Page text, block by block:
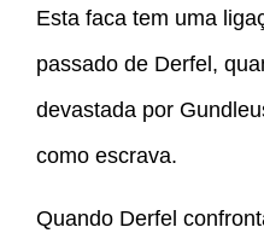
Esta faca tem uma
passado de Derfel,
devastada por
como escrava.
Quando Derfel